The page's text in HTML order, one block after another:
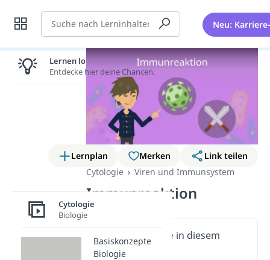
Suche Neu:
Lernplan Merken
Link teilen
Cytologie
Viren und Immunsystem
Immunreaktion
Wichtige Inhalte in diesem
Video
Lernen lohnt sich!
Entdecke hier deine Chancen.
Cytologie
Biologie
Basiskonzepte
Biologie